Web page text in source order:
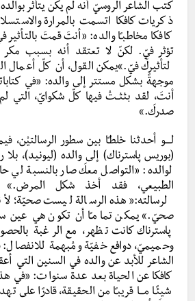
كتب الشاعر الروسيّ أنه لم يكن يتأثر
ذكريات كافكا اتسمت بالمرارة
كافكا مخاطبـًا والده: «أنتَ قمتَ بالتأثير
تؤثر فيّ. لكنّ لا تعتقد أنه بسبب مكر
لتأثيركَ فيّ.»يمكن القول، أن كلّ أعمال
موجهةً بشكل مستتر إلى والده: «في
أنتَ، لقد بثثــتُ فيها كلّ شكوايّ، التي
صدركَ.»
لــــو أحدثنا خلطـًا بين سطور
(بوريس پاسترناك) إلى والده (ليونيد)،
لوالده: «التواصل معكَ صار بالنسبة
الطبيعي، فقد أخذ شكل المرض.»
لرسالته:«هذه الرسالة ليست صحيّة؛
صحيّ.» يمكن تمامـًا أن تكون هي عين
پاسترناك كانت تظهر، مع الرغبة
وحميميّ، دوافع خفيّة ومُبهمة للانفصال:
الشاعر للأبد عن والده في السنين التي
كافكا عن الحياة بعد عدة سنوات: «في
شيئًـا مـــا قريبـًا من الحقيقة، قادرًا على